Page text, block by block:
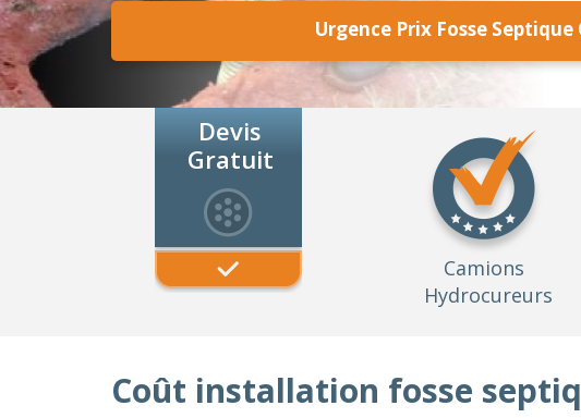
Urgence Prix Fosse Septique
Devis
Gratuit
Camions
Hydrocureurs
Coût installation fosse